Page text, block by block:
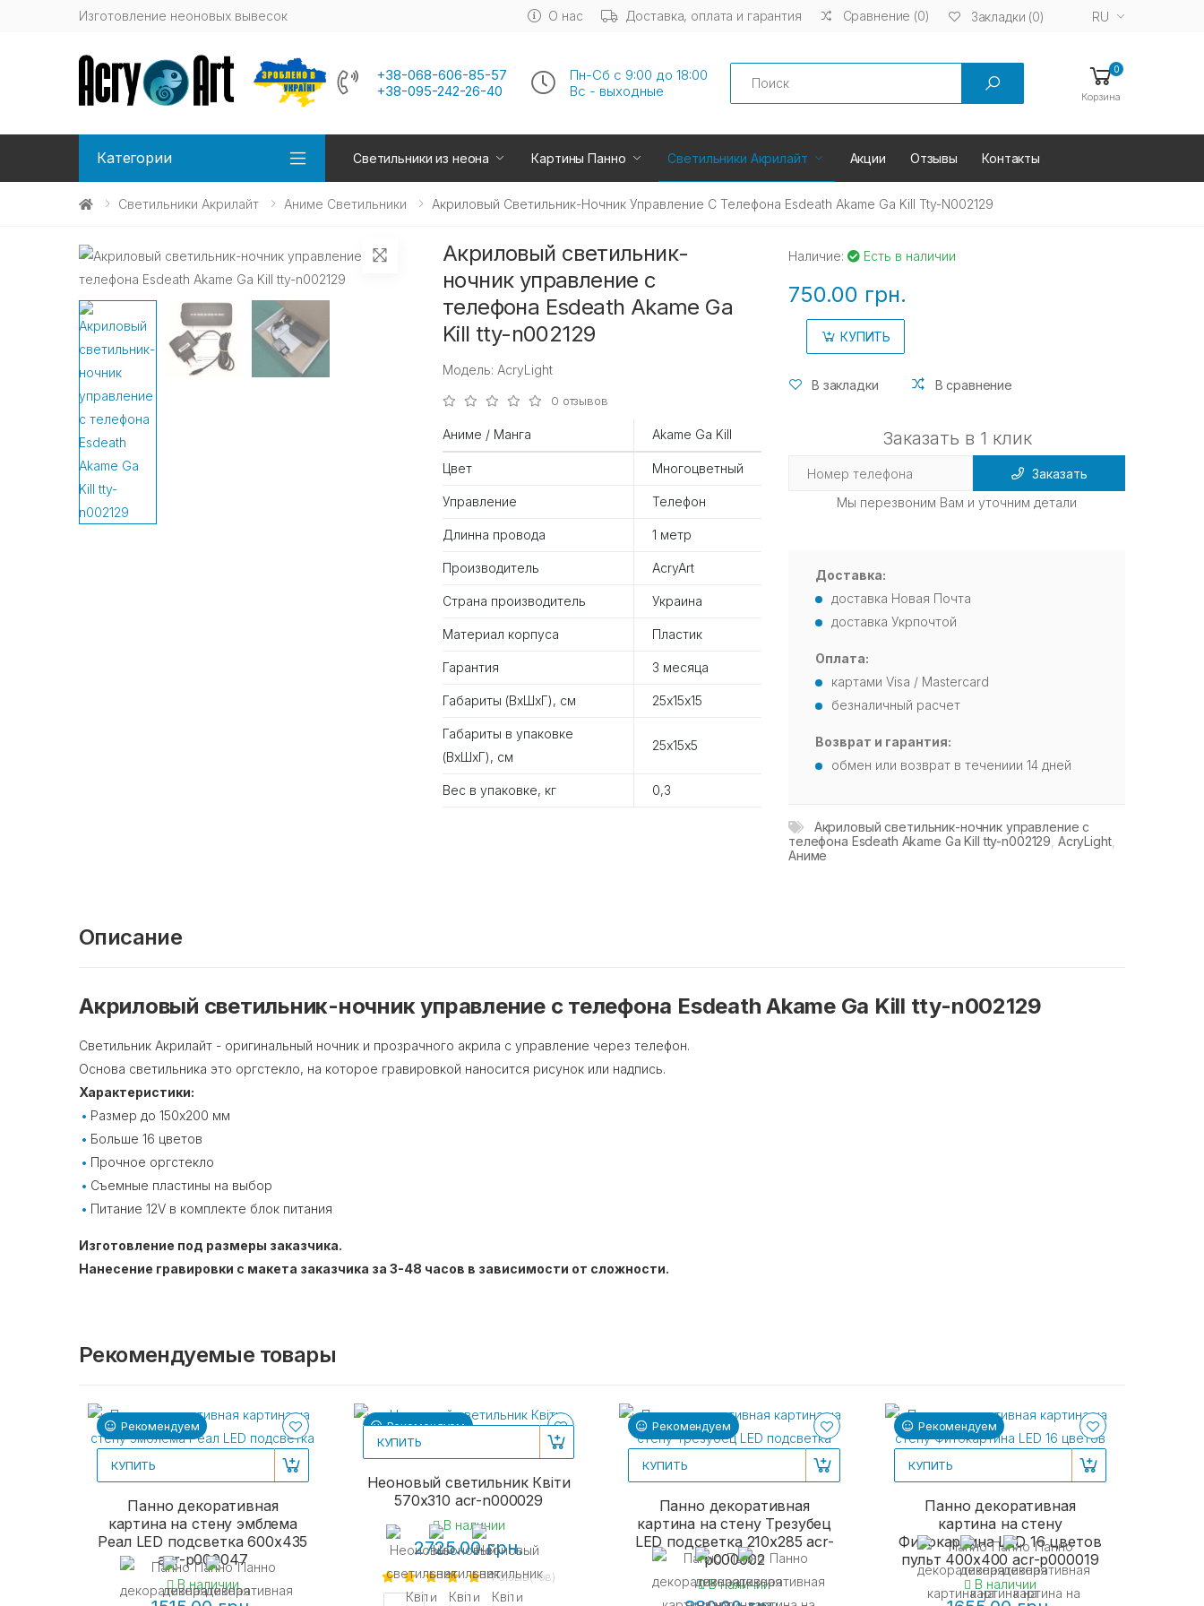
Изготовление неоновых вывесок О нас Доставка, оплата и гарантия Сравнение (0) Закладки (0) RU
+38-068-606-85-57
+38-095-242-26-40
Пн-Сб с 9:00 до 18:00
Вс - выходные
Search 0
Корзина
Категории Светильники из неона Картины Панно Светильники Акрилайт Акции Отзывы Контакты
Светильники Акрилайт Аниме Светильники Акриловый Светильник-Ночник Управление С Телефона Еsdeath Akame Ga Kill Tty-N002129
Акриловый светильник-
ночник управление с
телефона Еsdeath Akame Ga
Kill tty-n002129
Модель: AcryLight
0 отзывов
Аниме / Манга Akame Ga Kill
Цвет Многоцветный
Управление Телефон
Длинна провода 1 метр
Производитель AcryArt
Страна производитель Украина
Материал корпуса Пластик
Гарантия 3 месяца
Габариты (ВхШхГ), см 25х15х15
Габариты в упаковке
(ВхШхГ), см
25х15х5
Вес в упаковке, кг 0,3
Наличие: Есть в наличии
750.00 грн.
КУПИТЬ
В закладки В сравнение
Заказать в 1 клик
Заказать
Мы перезвоним Вам и уточним детали
Доставка:
доставка Новая Почта
доставка Укрпочтой
Оплата:
картами Visa / Mastercard
безналичный расчет
Возврат и гарантия:
обмен или возврат в течениии 14 дней
Акриловый светильник-ночник управление с
телефона Еsdeath Akame Ga Kill tty-n002129 AcryLight,
Аниме
Описание
Акриловый светильник-ночник управление с телефона Еsdeath Akame Ga Kill tty-n002129
Светильник Акрилайт - оригинальный ночник и прозрачного акрила с управление через телефон.
Основа светильника это оргстекло, на которое гравировкой наносится рисунок или надпись.
Характеристики:
Размер до 150х200 мм
Больше 16 цветов
Прочное оргстекло
Съемные пластины на выбор
Питание 12V в комплекте блок питания⠀
Изготовление под размеры заказчика.
Нанесение гравировки с макета заказчика за 3-48 часов в зависимости от сложности.
Рекомендуемые товары
Рекомендуем
КУПИТЬ
Панно декоративная
картина на стену эмблема
Реал LED подсветка 600х435
acr-p000047
В наличии
Рекомендуем
КУПИТЬ
Неоновый светильник Квіти
570х310 acr-n000029
В наличии
2725.00 грн.
1 отзыв(-ов)
Рекомендуем
КУПИТЬ
Панно декоративная
картина на стену Трезубец
LED подсветка 210x285 acr-
p000002
В наличии
Рекомендуем
КУПИТЬ
Панно декоративная
картина на стену
Фитокартина LED 16 цветов
пульт 400x400 acr-p000019
В наличии